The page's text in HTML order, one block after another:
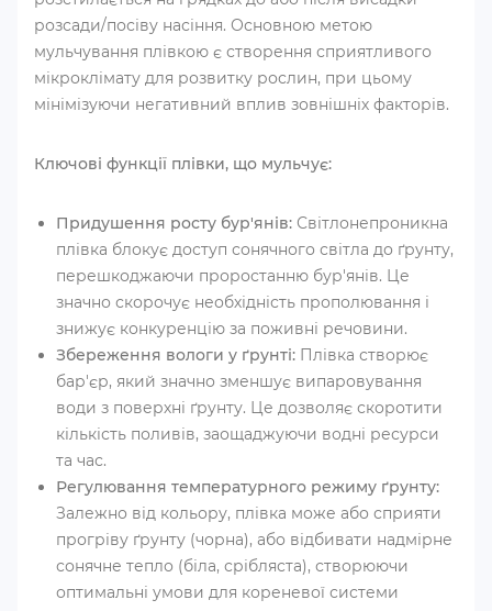
розсади/посіву насіння. Основною метою
мульчування плівкою є створення сприятливого
мікроклімату для розвитку рослин, при цьому
мінімізуючи негативний вплив зовнішніх факторів.
Ключові функції плівки, що мульчує:
Придушення росту бур'янів: Світлонепроникна
плівка блокує доступ сонячного світла до ґрунту,
перешкоджаючи проростанню бур'янів. Це
значно скорочує необхідність прополювання і
знижує конкуренцію за поживні речовини.
Збереження вологи у ґрунті: Плівка створює
бар'єр, який значно зменшує випаровування
води з поверхні ґрунту. Це дозволяє скоротити
кількість поливів, заощаджуючи водні ресурси
та час.
Регулювання температурного режиму ґрунту:
Залежно від кольору, плівка може або сприяти
прогріву ґрунту (чорна), або відбивати надмірне
сонячне тепло (біла, срібляста), створюючи
оптимальні умови для кореневої системи